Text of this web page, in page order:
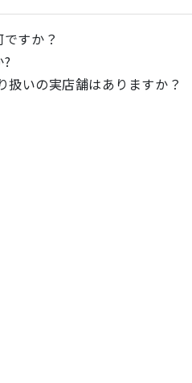
すか？
扱いの実店舗はありますか？